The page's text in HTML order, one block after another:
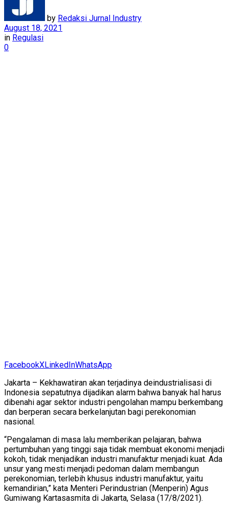
by Redaksi Jurnal Industry
August 18, 2021
in Regulasi
0
FacebookXLinkedInWhatsApp
Jakarta – Kekhawatiran akan terjadinya deindustrialisasi di
Indonesia sepatutnya dijadikan alarm bahwa banyak hal harus
dibenahi agar sektor industri pengolahan mampu berkembang
dan berperan secara berkelanjutan bagi perekonomian
nasional.
“Pengalaman di masa lalu memberikan pelajaran, bahwa
pertumbuhan yang tinggi saja tidak membuat ekonomi menjadi
kokoh, tidak menjadikan industri manufaktur menjadi kuat. Ada
unsur yang mesti menjadi pedoman dalam membangun
perekonomian, terlebih khusus industri manufaktur, yaitu
kemandirian,” kata Menteri Perindustrian (Menperin) Agus
Gumiwang Kartasasmita di Jakarta, Selasa (17/8/2021).